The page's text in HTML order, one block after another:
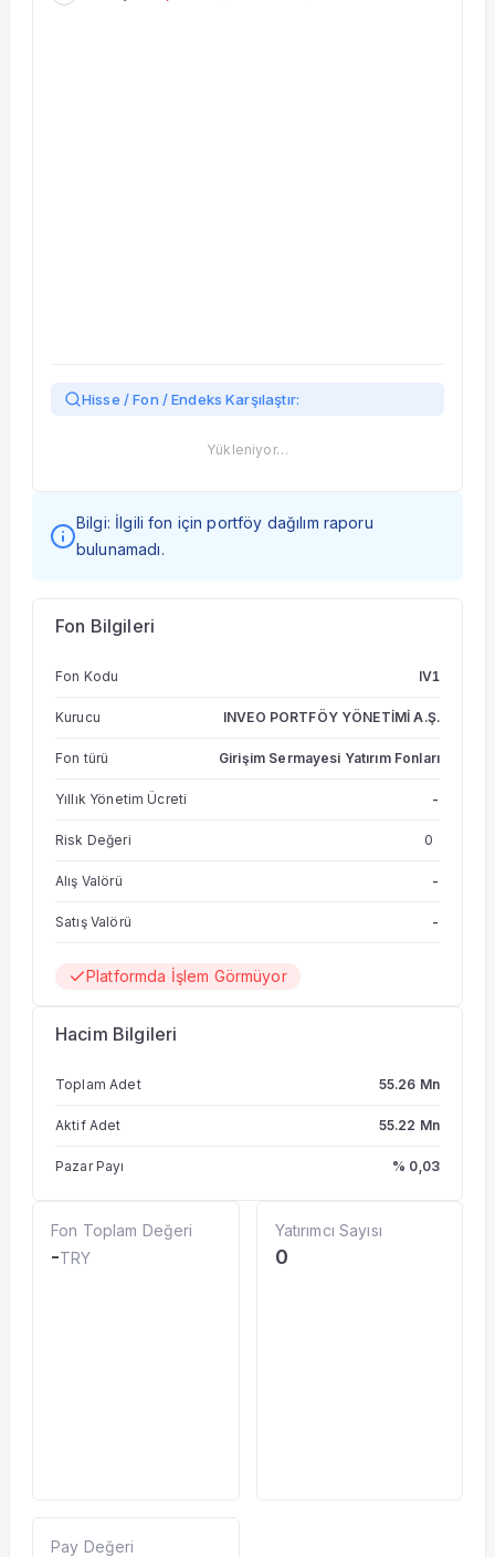
Hisse / Fon / Endeks Karşılaştır:
Yükleniyor…
Bilgi: İlgili fon için portföy dağılım raporu
bulunamadı.
Fon Bilgileri
Fon Kodu IV1
Kurucu INVEO PORTFÖY YÖNETİMİ A.Ş.
Fon türü Girişim Sermayesi Yatırım Fonları
Yıllık Yönetim Ücreti -
Risk Değeri 0
Alış Valörü -
Satış Valörü -
Platformda İşlem Görmüyor
Hacim Bilgileri
Toplam Adet 55.26 Mn
Aktif Adet 55.22 Mn
Pazar Payı % 0,03
Fon Toplam Değeri
-TRY
Yatırımcı Sayısı
0
Pay Değeri